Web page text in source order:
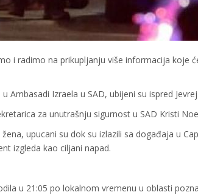
i radimo na prikupljanju više informacija koje
Ambasadi Izraela u SAD, ubijeni su ispred
za unutrašnju sigurnost u SAD Kristi
upucani su dok su izlazili sa događaja u
izgleda kao ciljani napad.
u 21:05 po lokalnom vremenu u oblasti